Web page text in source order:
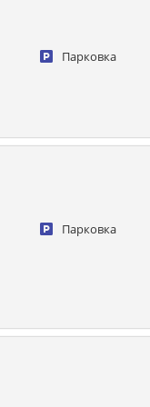
Парковка
Парковка